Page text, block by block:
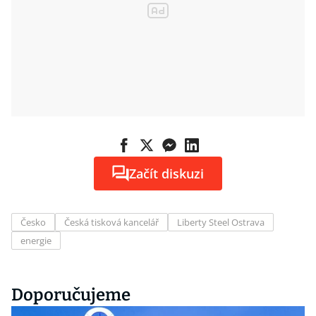
Začít diskuzi
Česko Česká tisková kancelář
Liberty Steel Ostrava
energie
Doporučujeme